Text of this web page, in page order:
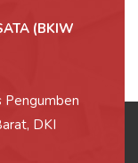
(BKIW
Pengumben
DKI